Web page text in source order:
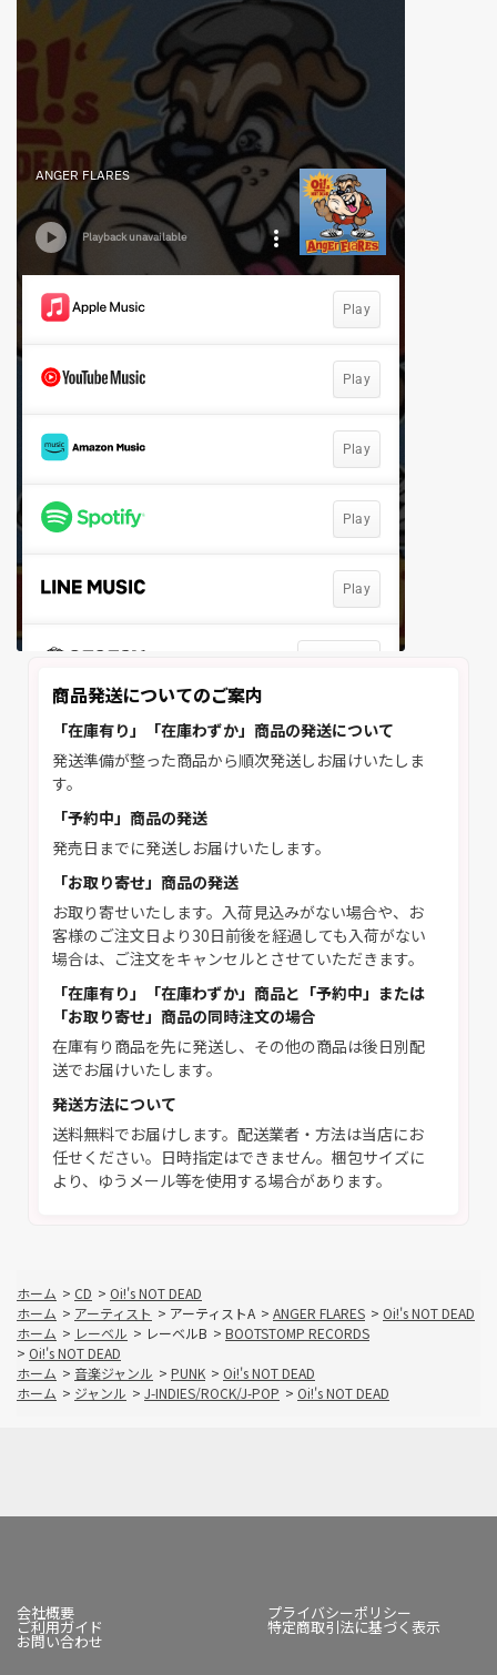
商品発送についてのご案内
「在庫有り」「在庫わずか」商品の発送について
発送準備が整った商品から順次発送しお届けいたしま
す。
「予約中」商品の発送
発売日までに発送しお届けいたします。
「お取り寄せ」商品の発送
お取り寄せいたします。入荷見込みがない場合や、お
客様のご注文日より30日前後を経過しても入荷がない
場合は、ご注文をキャンセルとさせていただきます。
「在庫有り」「在庫わずか」商品と「予約中」または
「お取り寄せ」商品の同時注文の場合
在庫有り商品を先に発送し、その他の商品は後日別配
送でお届けいたします。
発送方法について
送料無料でお届けします。配送業者・方法は当店にお
任せください。日時指定はできません。梱包サイズに
より、ゆうメール等を使用する場合があります。
ホーム > CD > Oi!'s NOT DEAD
ホーム > アーティスト > アーティストA > ANGER FLARES > Oi!'s NOT DEAD
ホーム > レーベル > レーベルB > BOOTSTOMP RECORDS
> Oi!'s NOT DEAD
ホーム > 音楽ジャンル > PUNK > Oi!'s NOT DEAD
ホーム > ジャンル > J-INDIES/ROCK/J-POP > Oi!'s NOT DEAD
会社概要 プライバシーポリシー
ご利用ガイド 特定商取引法に基づく表示
お問い合わせ